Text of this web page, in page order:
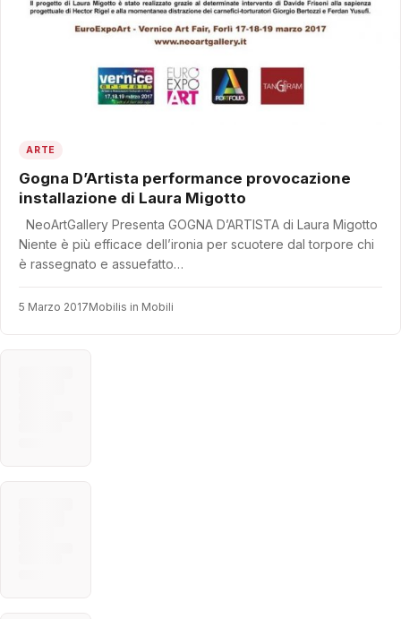
ARTE
Gogna D’Artista performance provocazione
installazione di Laura Migotto
NeoArtGallery Presenta GOGNA D’ARTISTA di Laura Migotto
Niente è più efficace dell’ironia per scuotere dal torpore chi
è rassegnato e assuefatto…
5 Marzo 2017Mobilis in Mobili